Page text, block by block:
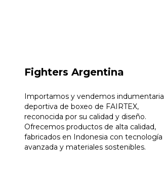
Fighters Argentina
Importamos y vendemos indumentaria
deportiva de boxeo de FAIRTEX,
reconocida por su calidad y diseño.
Ofrecemos productos de alta calidad,
fabricados en Indonesia con tecnología
avanzada y materiales sostenibles.